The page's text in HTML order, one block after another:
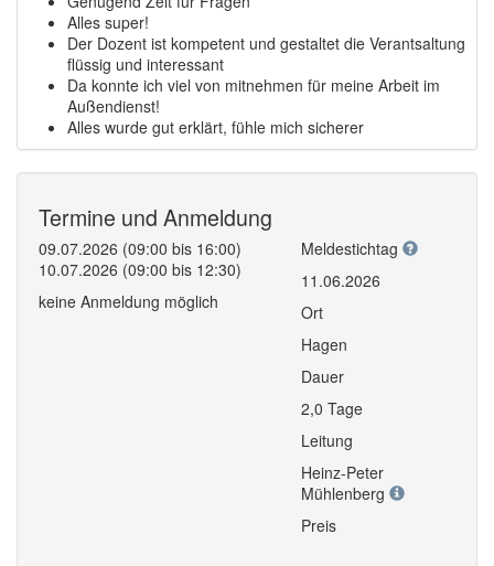
Alles super!
Der Dozent ist kompetent und gestaltet die Verantsaltung
flüssig und interessant
Da konnte ich viel von mitnehmen für meine Arbeit im
Außendienst!
Alles wurde gut erklärt, fühle mich sicherer
Termine und Anmeldung
09.07.2026 (09:00 bis 16:00)
10.07.2026 (09:00 bis 12:30)
keine Anmeldung möglich
Meldestichtag
11.06.2026
Ort
Hagen
Dauer
2,0 Tage
Leitung
Heinz-Peter
Mühlenberg
Preis